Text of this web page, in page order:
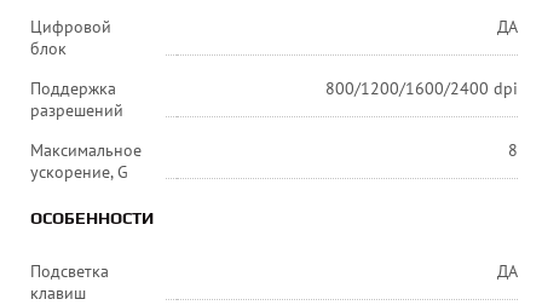
Цифровой
блок
ДА
Поддержка
разрешений
800/1200/1600/2400 dpi
Максимальное
ускорение, G
8
ОСОБЕННОСТИ
Подсветка
клавиш
ДА